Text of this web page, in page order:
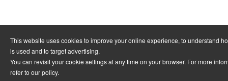
This website uses cookies to improve your online experience, to understand
is used and to target advertising.
You can revisit your cookie settings at any time on your browser. For more
refer to our policy.